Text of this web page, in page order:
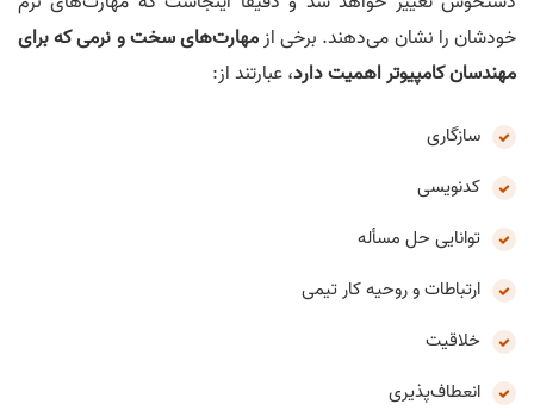
خودشان را نشان می‌دهند. برخی ازمهارت‌های سخت و نرمی که برای
مهندسان کامپیوتر اهمیت دارد، عبارتند از:
سازگاری
کدنویسی
توانایی حل مسأله
ارتباطات و روحیه کار تیمی
خلاقیت
انعطاف‌پذیری